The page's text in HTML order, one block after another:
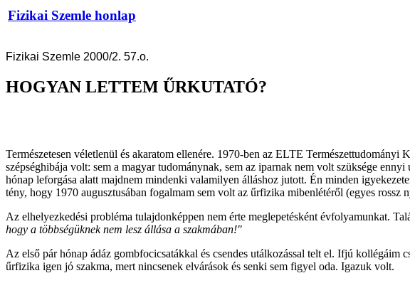
Fizikai Szemle honlap
Fizikai Szemle 2000/2. 57.o.
HOGYAN LETTEM ŰRKUTATÓ?
Természetesen véletlenül és akaratom ellenére. 1970-ben az ELTE
szépséghibája volt: sem a magyar tudománynak, sem az iparnak nem volt szüksége
hónap leforgása alatt majdnem mindenki valamilyen álláshoz jutott. Én minden
tény, hogy 1970 augusztusában fogalmam sem volt az űrfizika mibenlétéről (egyes rossz
Az elhelyezkedési probléma tulajdonképpen nem érte meglepetésként évfolyamunkat.
hogy a többségüknek nem lesz állása a szakmában!"
Az első pár hónap ádáz gombfocicsatákkal és csendes utálkozással telt el. Ifjú kollégáim
űrfizika igen jó szakma, mert nincsenek elvárások és senki sem figyel oda. Igazuk volt.